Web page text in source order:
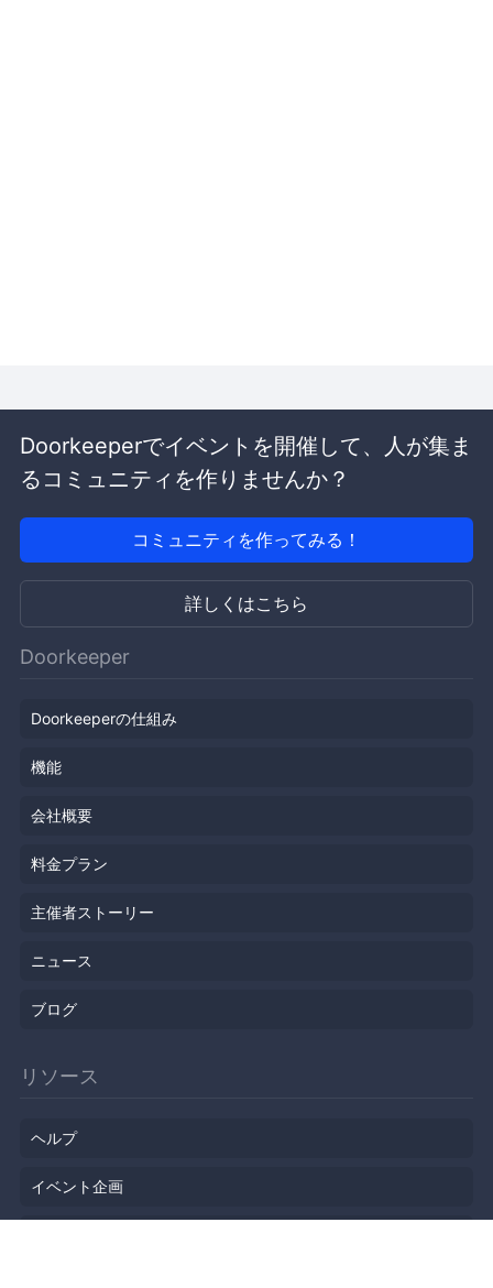
Doorkeeperでイベントを開催して、人が集ま
るコミュニティを作りませんか？
コミュニティを作ってみる！
詳しくはこちら
Doorkeeper
Doorkeeperの仕組み
機能
会社概要
料金プラン
主催者ストーリー
ニュース
ブログ
リソース
ヘルプ
イベント企画